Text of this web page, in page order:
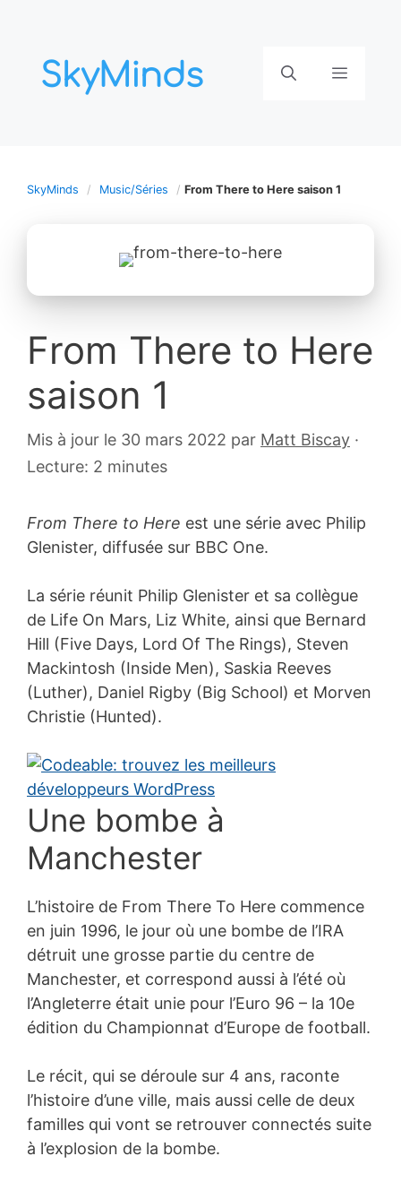
contenu
Menu
SkyMinds Music/Séries From There to Here saison 1
From There to Here
saison 1
Mis à jour le 30 mars 2022 9par Matt Biscay ·
Lecture: 2 minutes
From There to Here est une série avec Philip
Glenister, diffusée sur BBC One.
La série réunit Philip Glenister et sa collègue
de Life On Mars, Liz White, ainsi que Bernard
Hill (Five Days, Lord Of The Rings), Steven
Mackintosh (Inside Men), Saskia Reeves
(Luther), Daniel Rigby (Big School) et Morven
Christie (Hunted).
Une bombe à
Manchester
L’histoire de From There To Here commence
en juin 1996, le jour où une bombe de l’IRA
détruit une grosse partie du centre de
Manchester, et correspond aussi à l’été où
l’Angleterre était unie pour l’Euro 96 – la 10e
édition du Championnat d’Europe de football.
Le récit, qui se déroule sur 4 ans, raconte
l’histoire d’une ville, mais aussi celle de deux
familles qui vont se retrouver connectés suite
à l’explosion de la bombe.